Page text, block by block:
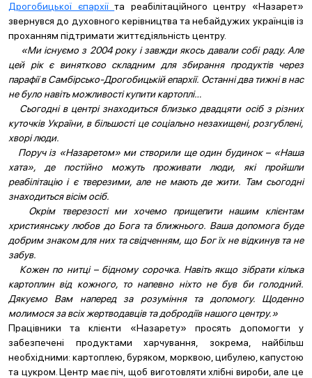
Дрогобицької єпархіїта реабілітаційного центру «Назарет»
звернувся до духовного керівництва та небайдужих українців із
проханням підтримати життєдіяльність центру.
«Ми існуємо з 2004 року і завжди якось давали собі раду. Але
цей рік є винятково складним для збирання продуктів через
парафії в Самбірсько-Дрогобицькій епархії. Останні два тижні в нас
не було навіть можливості купити картоплі…
Сьогодні в центрі знаходиться близько двадцяти осіб з різних
куточків України, в більшості це соціально незахищені, розгублені,
хворі люди.
Поруч із «Назаретом» ми створили ще один будинок – «Наша
хата», де постійно можуть проживати люди, які пройшли
реабілітацію і є тверезими, але не мають де жити. Там сьогодні
знаходиться вісім осіб.
Окрім тверезості ми хочемо прищепити нашим клієнтам
християнську любов до Бога та ближнього. Ваша допомога буде
добрим знаком для них та свідченням, що Бог їх не відкинув та не
забув.
Кожен по нитці – бідному сорочка. Навіть якщо зібрати кілька
картоплин від кожного, то напевно ніхто не був би голодний.
Дякуємо Вам наперед за розуміння та допомогу. Щоденно
молимося за всіх жертводавців та добродіїв нашого центру.»
Працівники та клієнти «Назарету» просять допомогти у
забезпечені продуктами харчування, зокрема, найбільш
необхідними: картоплею, буряком, морквою, цибулею, капустою
та цукром. Центр має піч, щоб виготовляти хлібні вироби, але це